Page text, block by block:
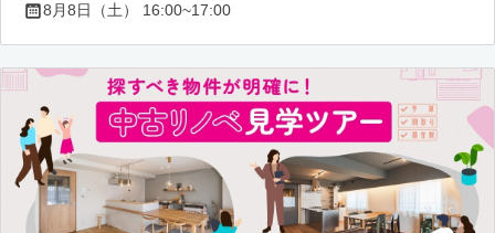
8月8日（土） 16:00~17:00